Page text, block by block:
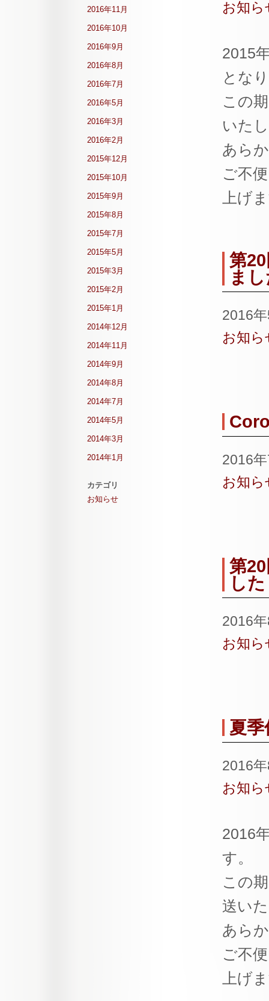
お知ら
2015
とな
この
いた
あら
ご不
上げ
第
ま
2016
お知ら
2016
お知ら
第
した
2016
お知ら
夏
2016
お知ら
2016
す。
この
送い
あら
ご不
上げ
2016年11月
2016年10月
2016年9月
2016年8月
2016年7月
2016年5月
2016年3月
2016年2月
2015年12月
2015年10月
2015年9月
2015年8月
2015年7月
2015年5月
2015年3月
2015年2月
2015年1月
2014年12月
2014年11月
2014年9月
2014年8月
2014年7月
2014年5月
2014年3月
2014年1月
カテゴリ
お知らせ